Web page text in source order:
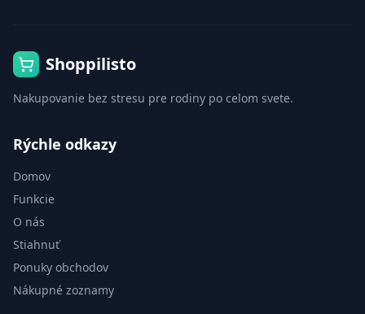
Shoppilisto
Nakupovanie bez stresu pre rodiny po celom svete.
Rýchle odkazy
Domov
Funkcie
O nás
Stiahnuť
Ponuky obchodov
Nákupné zoznamy